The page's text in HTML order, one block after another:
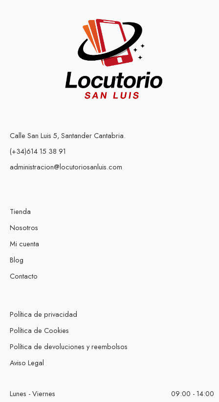
Calle San Luis 5, Santander Cantabria.
(+34)614 15 38 91
administracion@locutoriosanluis.com
Tienda
Nosotros
Mi cuenta
Blog
Contacto
Política de privacidad
Política de Cookies
Política de devoluciones y reembolsos
Aviso Legal
Lunes - Viernes
09:00 - 14:00